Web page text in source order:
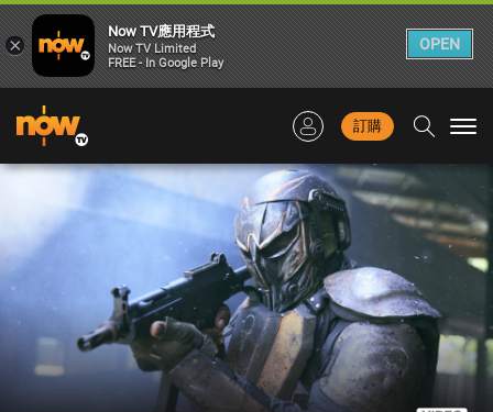
訂購
×
Now TV應用程式
Now TV Limited
FREE - In Google Play
OPEN